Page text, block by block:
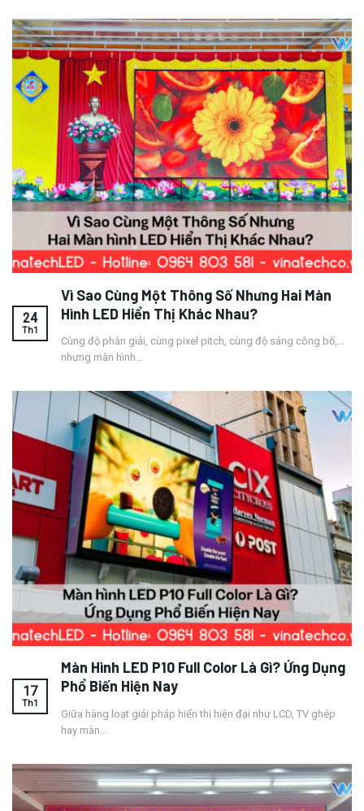
Vì Sao Cùng Một Thông Số Nhưng Hai Màn
Hình LED Hiển Thị Khác Nhau?
Cùng độ phân giải, cùng pixel pitch, cùng độ sáng công bố,…
nhưng màn hình...
24
Th1
Màn Hình LED P10 Full Color Là Gì? Ứng Dụng
Phổ Biến Hiện Nay
Giữa hàng loạt giải pháp hiển thị hiện đại như LCD, TV ghép
hay màn...
17
Th1